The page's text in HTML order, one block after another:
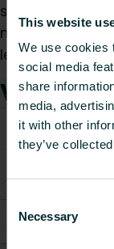
This website
We use cookies
social media
share
media,
it with other
they’ve
Selection
Necessary
som forbedrer
miljøer.
lett fjernes for
Varer
Varenummer
AZ03MS0040001130